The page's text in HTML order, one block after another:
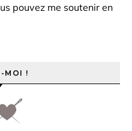
pouvez me soutenir en
MOI !